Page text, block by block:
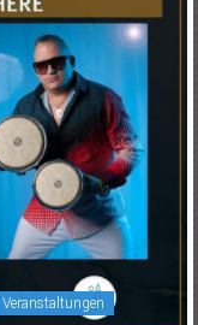
Veranstaltungen